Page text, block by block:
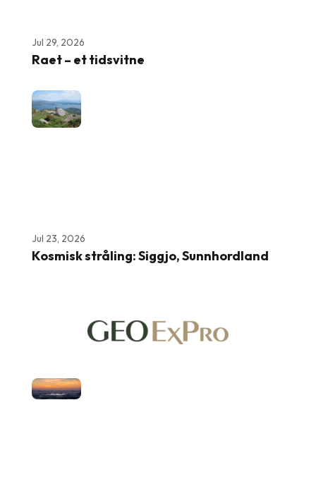
Jul 29, 2026
Raet – et tidsvitne
Jul 23, 2026
Kosmisk stråling: Siggjo, Sunnhordland